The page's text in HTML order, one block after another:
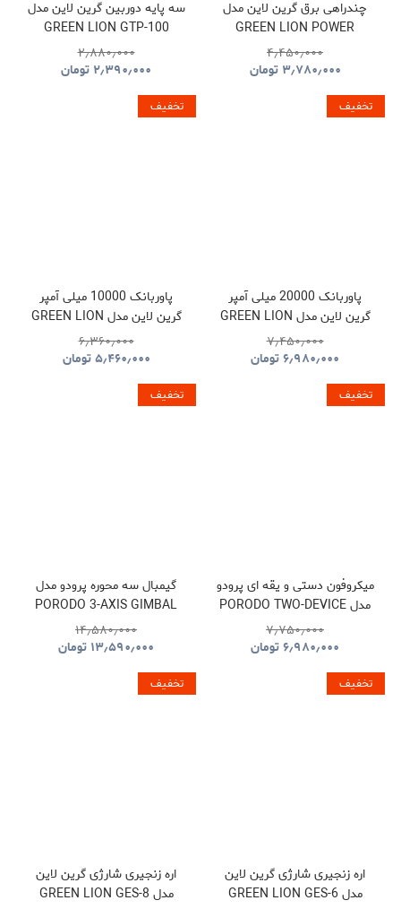
چندراهی برق گرین لاین مدل
GREEN LION POWER
SOCKET GL-PS8A
GNPS7UPDUKBK
۴٫۴۵۰٫۰۰۰
۳٫۷۸۰٫۰۰۰ تومان
سه پایه دوربین گرین لاین مدل
GREEN LION GTP-100
GNTP100TRIBK
۲٫۸۸۰٫۰۰۰
۲٫۳۹۰٫۰۰۰ تومان
تخفیف
پاوربانک 20000 میلی آمپر
گرین لاین مدل GREEN LION
LUZERN GNLEZ20KPBBK
۷٫۴۵۰٫۰۰۰
۶٫۹۸۰٫۰۰۰تومان
تخفیف
پاوربانک 10000 میلی آمپر
گرین لاین مدل GREEN LION
LUZERN GNLEZ10KPBBK
۶٫۳۶۰٫۰۰۰
۵٫۴۶۰٫۰۰۰تومان
تخفیف
میکروفون دستی و یقه ای پرودو
مدل PORODO TWO-DEVICE
CONNECT HANDHELD
LAVALIER MICROPHONE
۷٫۷۵۰٫۰۰۰
۶٫۹۸۰٫۰۰۰تومان
تخفیف
گیمبال سه محوره پرودو مدل
PORODO 3-AXIS GIMBAL
STABILIZER PDLFST127BK
۱۴٫۵۸۰٫۰۰۰
۱۳٫۵۹۰٫۰۰۰ تومان
تخفیف
اره زنجیری شارژی گرین لاین
مدل GREEN LION GES-6
تخفیف
اره زنجیری شارژی گرین لاین
مدل GREEN LION GES-8